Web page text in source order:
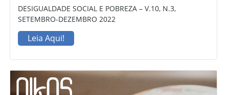
DESIGUALDADE SOCIAL E POBREZA – V.10, N.3,
SETEMBRO-DEZEMBRO 2022
Leia Aqui!